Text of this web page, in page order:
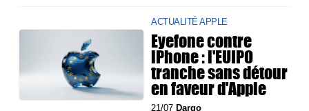
ACTUALITÉ APPLE
Eyefone contre
iPhone : l'EUIPO
tranche sans détour
en faveur d'Apple
21/07 Dargo